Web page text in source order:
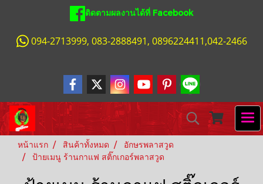
ติดตามผลงานได้ที่ Facebook
094-2713999, 083-2888491, 0896224411,042-2466
หน้าแรก สินค้าทั้งหมด
อักษรพลาสวูด
ป้ายเมนู ร้านกาแฟ สติ๊กเกอร์พลาสวูด